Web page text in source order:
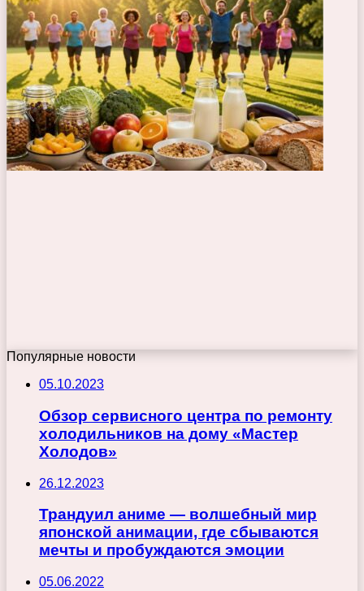
Популярные новости
05.10.2023
Обзор сервисного центра по ремонту
холодильников на дому «Мастер
Холодов»
26.12.2023
Трандуил аниме — волшебный мир
японской анимации, где сбываются
мечты и пробуждаются эмоции
05.06.2022